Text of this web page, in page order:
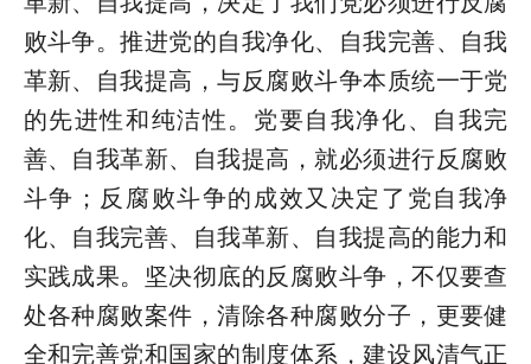
败斗争。推进党的自我净化、自我完善、自我
革新、自我提高，与反腐败斗争本质统一于党
的先进性和纯洁性。党要自我净化、自我完
善、自我革新、自我提高，就必须进行反腐败
斗争；反腐败斗争的成效又决定了党自我净
化、自我完善、自我革新、自我提高的能力和
实践成果。坚决彻底的反腐败斗争，不仅要查
处各种腐败案件，清除各种腐败分子，更要健
全和完善党和国家的制度体系，建设风清气正